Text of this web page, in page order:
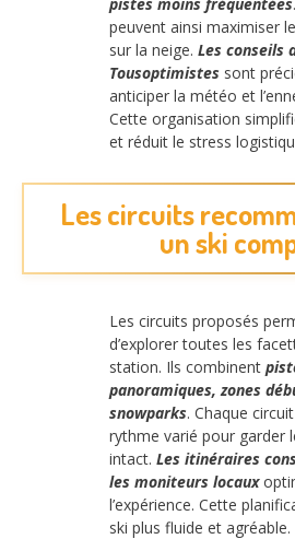
pistes moins fréquentées
peuvent ainsi maximiser
sur la neige. Les conseils
Tousoptimistes sont
anticiper la météo et
Cette organisation
et réduit le stress
Les circuits
un ski
Les circuits proposés
d’explorer toutes les
station. Ils combinent
panoramiques, zones
snowparks. Chaque
rythme varié pour garder
intact. Les itinéraires
les moniteurs locaux
l’expérience. Cette
ski plus fluide et agréable.